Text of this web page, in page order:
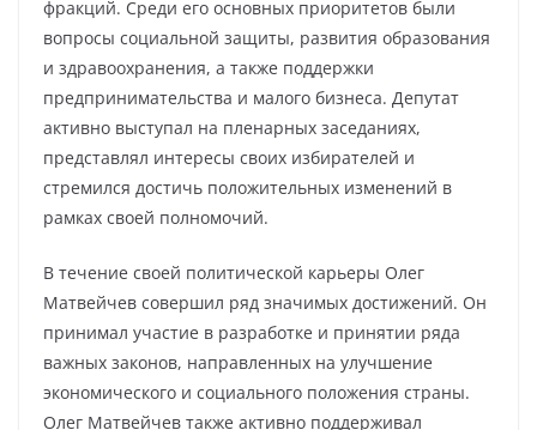
фракций. Среди его основных приоритетов были
вопросы социальной защиты, развития образования
и здравоохранения, а также поддержки
предпринимательства и малого бизнеса. Депутат
активно выступал на пленарных заседаниях,
представлял интересы своих избирателей и
стремился достичь положительных изменений в
рамках своей полномочий.
В течение своей политической карьеры Олег
Матвейчев совершил ряд значимых достижений. Он
принимал участие в разработке и принятии ряда
важных законов, направленных на улучшение
экономического и социального положения страны.
Олег Матвейчев также активно поддерживал